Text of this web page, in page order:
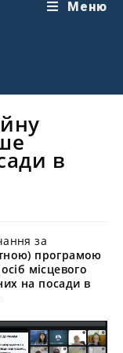
Меню
в
за
програмою
місцевого
на посади в